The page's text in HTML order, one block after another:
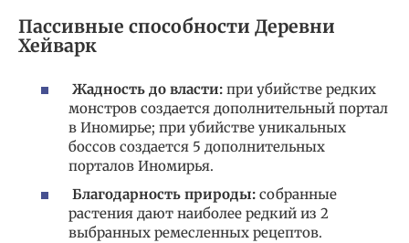
Пассивные способности Деревни
Хейварк
Жадность до власти: при убийстве редких
монстров создается дополнительный портал
в Иномирье; при убийстве уникальных
боссов создается 5 дополнительных
порталов Иномирья.
Благодарность природы: собранные
растения дают наиболее редкий из 2
выбранных ремесленных рецептов.